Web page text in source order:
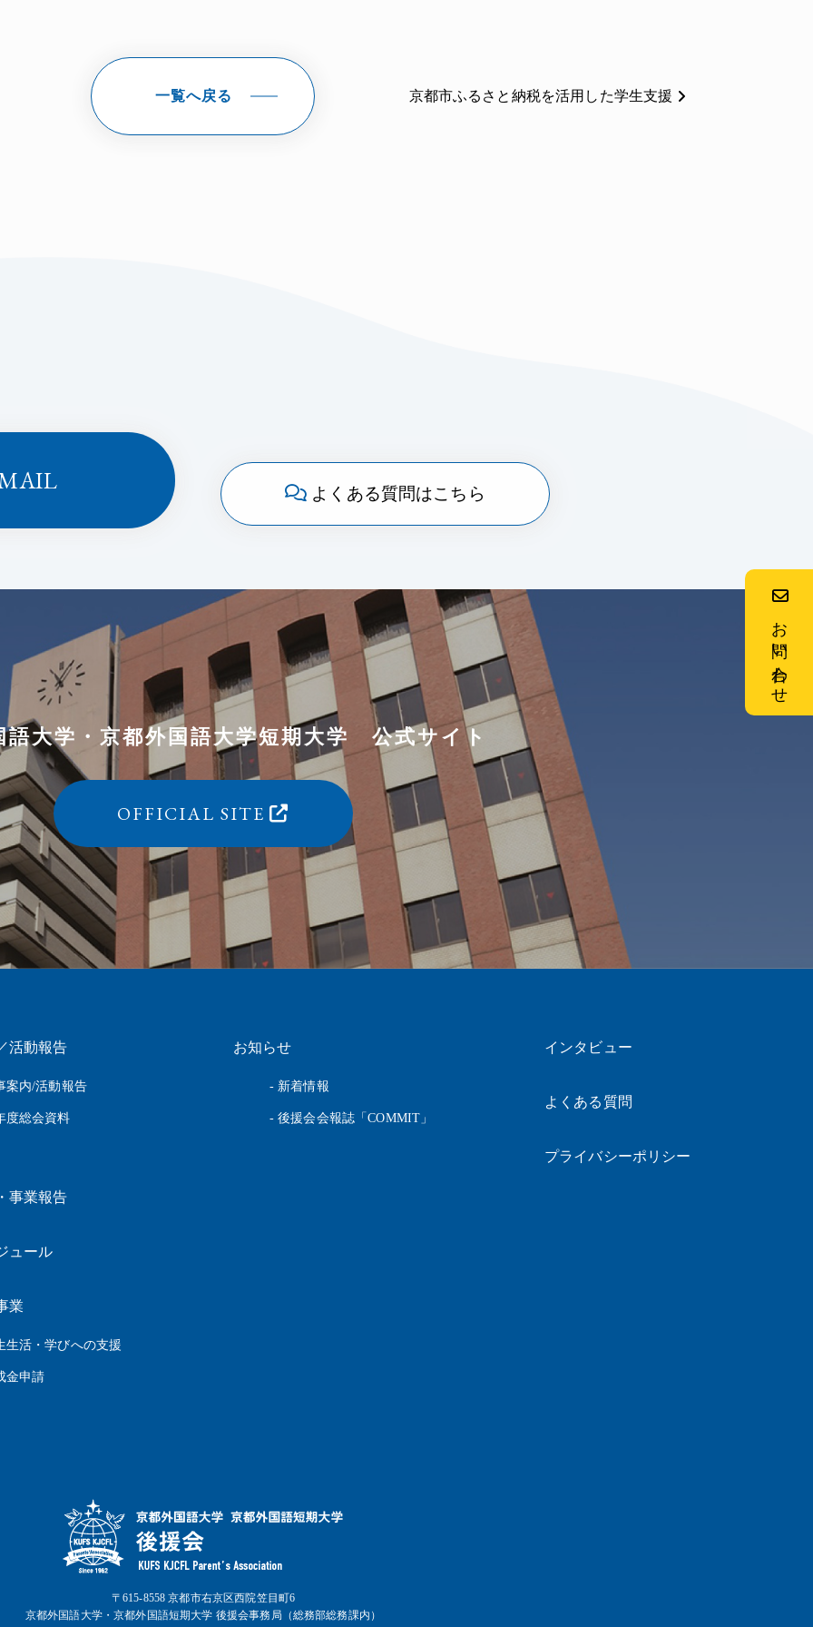
お問い合わせ
京都市ふるさと納税を活用した学生支援
一覧へ戻る
よくある質問はこちら
語大学 ・ 京都外国語大学短期大学 公式サイト
OFFICIAL SITE
活動報告
案内/活動報告
度総会資料
事業報告
ュール
業
生活・学びへの支援
金申請
お知らせ
- 新着情報
- 後援会会報誌「COMMIT」
インタビュー
よくある質問
プライバシーポリシー
〒615-8558 京都市右京区西院笠目町6
京都外国語大学・京都外国語短期大学 後援会事務局（総務部総務課内）